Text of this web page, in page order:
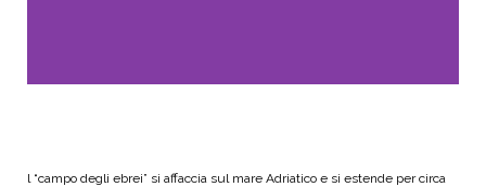
l “campo degli ebrei” si affaccia sul mare Adriatico e si estende per circa